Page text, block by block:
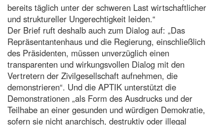
bereits täglich unter der schweren Last wirtschaftlicher
und struktureller Ungerechtigkeit leiden.“
Der Brief ruft deshalb auch zum Dialog auf: „Das
Repräsentantenhaus und die Regierung, einschließlich
des Präsidenten, müssen unverzüglich einen
transparenten und wirkungsvollen Dialog mit den
Vertretern der Zivilgesellschaft aufnehmen, die
demonstrieren“. Und die APTIK unterstützt die
Demonstrationen „als Form des Ausdrucks und der
Teilhabe an einer gesunden und würdigen Demokratie,
sofern sie nicht anarchisch, destruktiv oder illegal